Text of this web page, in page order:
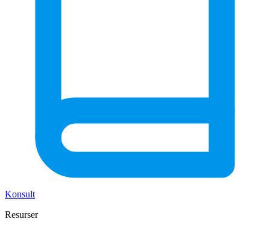
Konsult
Resurser